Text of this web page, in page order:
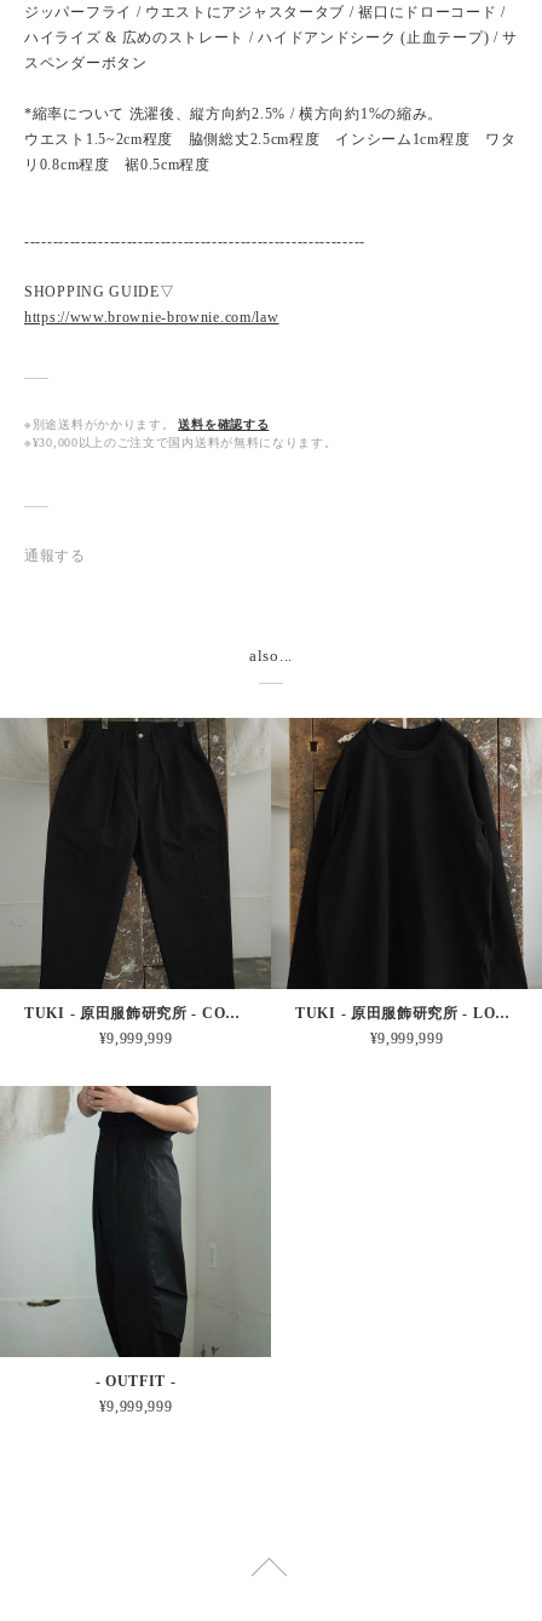
ジッパーフライ / ウエストにアジャスタータブ / 裾口にドローコード /
ハイライズ & 広めのストレート / ハイドアンドシーク (止血テープ) / サ
スペンダーボタン
*縮率について 洗濯後、縦方向約2.5% / 横方向約1%の縮み。
ウエスト1.5~2cm程度 脇側総丈2.5cm程度 インシーム1cm程度 ワタ
リ0.8cm程度 裾0.5cm程度
------------------------------------------------------------
SHOPPING GUIDE▽
https://www.brownie-brownie.com/law
※別途送料がかかります。
送料を確認する
※¥30,000以上のご注文で国内送料が無料になります。
通報する
also...
TUKI - 原田服飾研究所 - COMBAT PANTS - BLACK
¥9,999,999
TUKI - 原田服飾研究所 - LONG SLEEVE T (BLACK)
¥9,999,999
- OUTFIT -
¥9,999,999